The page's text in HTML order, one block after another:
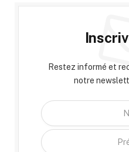
Restez informé et
notre